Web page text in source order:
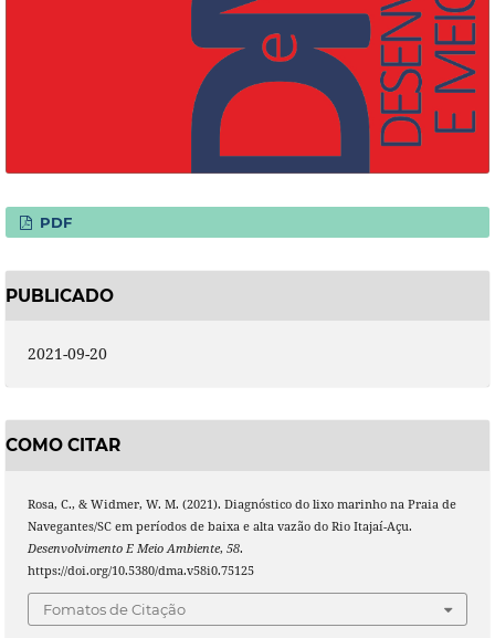
PDF
PUBLICADO
2021-09-20
COMO CITAR
Rosa, C., & Widmer, W. M. (2021). Diagnóstico do lixo marinho na Praia de
Navegantes/SC em períodos de baixa e alta vazão do Rio Itajaí-Açu.
Desenvolvimento E Meio Ambiente, 58.
https://doi.org/10.5380/dma.v58i0.75125
Fomatos de Citação